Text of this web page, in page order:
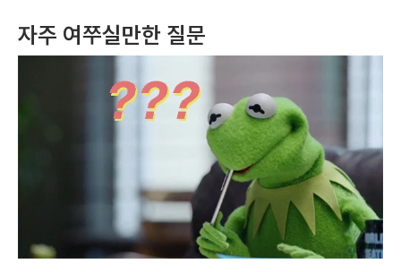
자주 여쭈실만한 질문